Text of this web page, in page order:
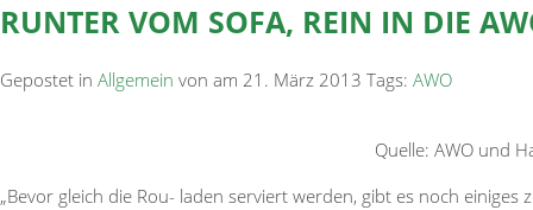
RUNTER VOM SOFA, REIN IN DIE
Gepostet in Allgemein von am 21. März 2013 Tags: AWO
Quelle: AWO und
„Bevor gleich die Rou- laden serviert werden, gibt es noch